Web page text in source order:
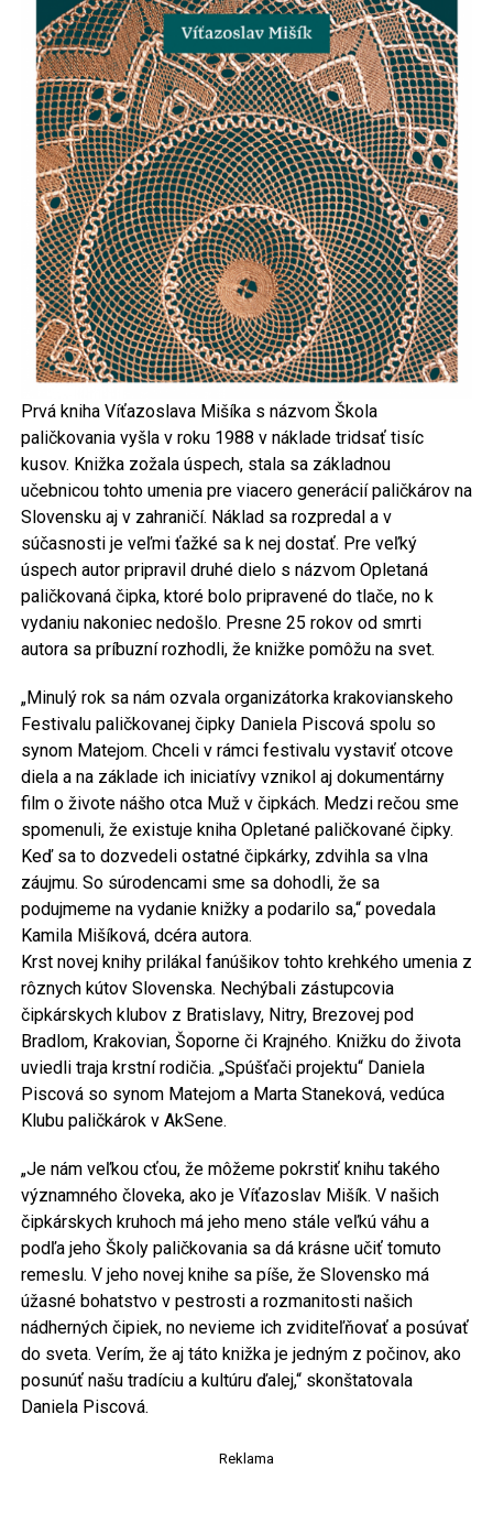
Prvá kniha Víťazoslava Mišíka s názvom Škola
paličkovania vyšla v roku 1988 v náklade tridsať tisíc
kusov. Knižka zožala úspech, stala sa základnou
učebnicou tohto umenia pre viacero generácií paličkárov na
Slovensku aj v zahraničí. Náklad sa rozpredal a v
súčasnosti je veľmi ťažké sa k nej dostať. Pre veľký
úspech autor pripravil druhé dielo s názvom Opletaná
paličkovaná čipka, ktoré bolo pripravené do tlače, no k
vydaniu nakoniec nedošlo. Presne 25 rokov od smrti
autora sa príbuzní rozhodli, že knižke pomôžu na svet.
„Minulý rok sa nám ozvala organizátorka krakovianskeho
Festivalu paličkovanej čipky Daniela Piscová spolu so
synom Matejom. Chceli v rámci festivalu vystaviť otcove
diela a na základe ich iniciatívy vznikol aj dokumentárny
film o živote nášho otca Muž v čipkách. Medzi rečou sme
spomenuli, že existuje kniha Opletané paličkované čipky.
Keď sa to dozvedeli ostatné čipkárky, zdvihla sa vlna
záujmu. So súrodencami sme sa dohodli, že sa
podujmeme na vydanie knižky a podarilo sa,“ povedala
Kamila Mišíková, dcéra autora.
Krst novej knihy prilákal fanúšikov tohto krehkého umenia z
rôznych kútov Slovenska. Nechýbali zástupcovia
čipkárskych klubov z Bratislavy, Nitry, Brezovej pod
Bradlom, Krakovian, Šoporne či Krajného. Knižku do života
uviedli traja krstní rodičia. „Spúšťači projektu“ Daniela
Piscová so synom Matejom a Marta Staneková, vedúca
Klubu paličkárok v AkSene.
„Je nám veľkou cťou, že môžeme pokrstiť knihu takého
významného človeka, ako je Víťazoslav Mišík. V našich
čipkárskych kruhoch má jeho meno stále veľkú váhu a
podľa jeho Školy paličkovania sa dá krásne učiť tomuto
remeslu. V jeho novej knihe sa píše, že Slovensko má
úžasné bohatstvo v pestrosti a rozmanitosti našich
nádherných čipiek, no nevieme ich zviditeľňovať a posúvať
do sveta. Verím, že aj táto knižka je jedným z počinov, ako
posunúť našu tradíciu a kultúru ďalej,“ skonštatovala
Daniela Piscová.
Reklama